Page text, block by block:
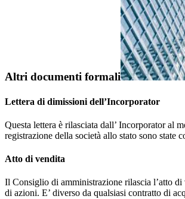
Altri documenti formali
Lettera di dimissioni dell’Incorporator
Questa lettera è rilasciata dall’ Incorporator al
registrazione della società allo stato sono state
Atto di vendita
Il Consiglio di amministrazione rilascia l’atto
di azioni. E’ diverso da qualsiasi contratto di